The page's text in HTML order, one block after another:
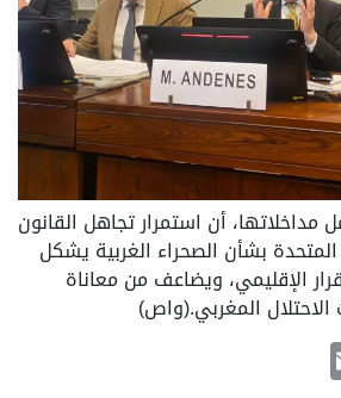
أن استمرار تجاهل القانون
بشأن الصحراء الغربية يشكل
الإقليمي، ويضاعف من معاناة
المغربي.(واص)